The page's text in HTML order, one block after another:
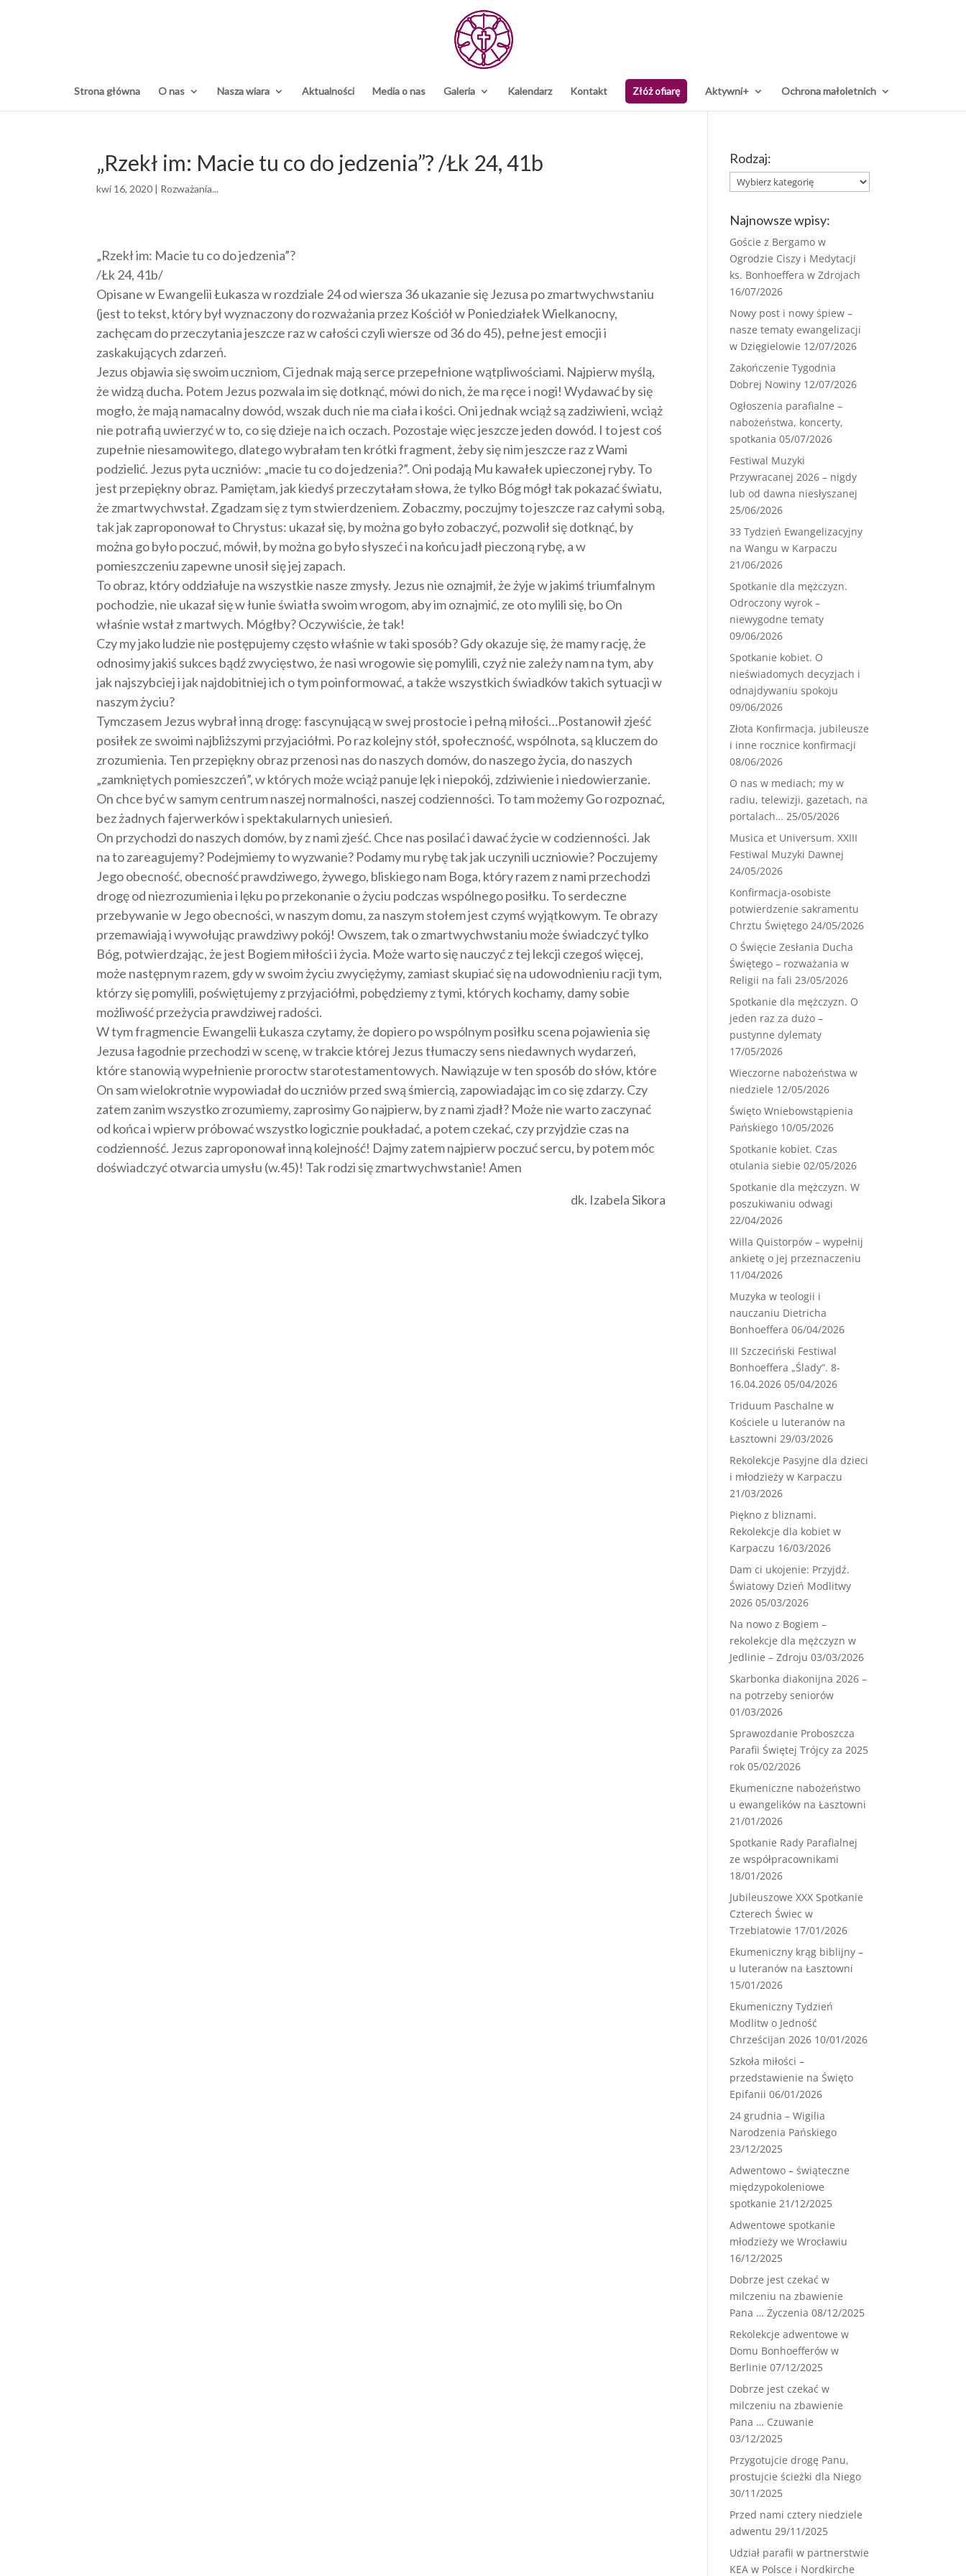
Strona główna O nas Nasza wiara Aktualności Media o nas Galeria Kalendarz Kontakt Złóż ofiarę Aktywni+ Ochrona małoletnich
„Rzekł im: Macie tu co do jedzenia”? /Łk 24, 41b
kwi 16, 2020 | Rozważania...
„Rzekł im: Macie tu co do jedzenia”?
/Łk 24, 41b/
Opisane w Ewangelii Łukasza w rozdziale 24 od wiersza 36 ukazanie się Jezusa po zmartwychwstaniu
(jest to tekst, który był wyznaczony do rozważania przez Kościół w Poniedziałek Wielkanocny,
zachęcam do przeczytania jeszcze raz w całości czyli wiersze od 36 do 45), pełne jest emocji i
zaskakujących zdarzeń.
Jezus objawia się swoim uczniom, Ci jednak mają serce przepełnione wątpliwościami. Najpierw myślą,
że widzą ducha. Potem Jezus pozwala im się dotknąć, mówi do nich, że ma ręce i nogi! Wydawać by się
mogło, że mają namacalny dowód, wszak duch nie ma ciała i kości. Oni jednak wciąż są zadziwieni, wciąż
nie potrafią uwierzyć w to, co się dzieje na ich oczach. Pozostaje więc jeszcze jeden dowód. I to jest coś
zupełnie niesamowitego, dlatego wybrałam ten krótki fragment, żeby się nim jeszcze raz z Wami
podzielić. Jezus pyta uczniów: „macie tu co do jedzenia?”. Oni podają Mu kawałek upieczonej ryby. To
jest przepiękny obraz. Pamiętam, jak kiedyś przeczytałam słowa, że tylko Bóg mógł tak pokazać światu,
że zmartwychwstał. Zgadzam się z tym stwierdzeniem. Zobaczmy, poczujmy to jeszcze raz całymi sobą,
tak jak zaproponował to Chrystus: ukazał się, by można go było zobaczyć, pozwolił się dotknąć, by
można go było poczuć, mówił, by można go było słyszeć i na końcu jadł pieczoną rybę, a w
pomieszczeniu zapewne unosił się jej zapach.
To obraz, który oddziałuje na wszystkie nasze zmysły. Jezus nie oznajmił, że żyje w jakimś triumfalnym
pochodzie, nie ukazał się w łunie światła swoim wrogom, aby im oznajmić, ze oto mylili się, bo On
właśnie wstał z martwych. Mógłby? Oczywiście, że tak!
Czy my jako ludzie nie postępujemy często właśnie w taki sposób? Gdy okazuje się, że mamy rację, że
odnosimy jakiś sukces bądź zwycięstwo, że nasi wrogowie się pomylili, czyż nie zależy nam na tym, aby
jak najszybciej i jak najdobitniej ich o tym poinformować, a także wszystkich świadków takich sytuacji w
naszym życiu?
Tymczasem Jezus wybrał inną drogę: fascynującą w swej prostocie i pełną miłości…Postanowił zjeść
posiłek ze swoimi najbliższymi przyjaciółmi. Po raz kolejny stół, społeczność, wspólnota, są kluczem do
zrozumienia. Ten przepiękny obraz przenosi nas do naszych domów, do naszego życia, do naszych
„zamkniętych pomieszczeń”, w których może wciąż panuje lęk i niepokój, zdziwienie i niedowierzanie.
On chce być w samym centrum naszej normalności, naszej codzienności. To tam możemy Go rozpoznać,
bez żadnych fajerwerków i spektakularnych uniesień.
On przychodzi do naszych domów, by z nami zjeść. Chce nas posilać i dawać życie w codzienności. Jak
na to zareagujemy? Podejmiemy to wyzwanie? Podamy mu rybę tak jak uczynili uczniowie? Poczujemy
Jego obecność, obecność prawdziwego, żywego, bliskiego nam Boga, który razem z nami przechodzi
drogę od niezrozumienia i lęku po przekonanie o życiu podczas wspólnego posiłku. To serdeczne
przebywanie w Jego obecności, w naszym domu, za naszym stołem jest czymś wyjątkowym. Te obrazy
przemawiają i wywołując prawdziwy pokój! Owszem, tak o zmartwychwstaniu może świadczyć tylko
Bóg, potwierdzając, że jest Bogiem miłości i życia. Może warto się nauczyć z tej lekcji czegoś więcej,
może następnym razem, gdy w swoim życiu zwyciężymy, zamiast skupiać się na udowodnieniu racji tym,
którzy się pomylili, poświętujemy z przyjaciółmi, pobędziemy z tymi, których kochamy, damy sobie
możliwość przeżycia prawdziwej radości.
W tym fragmencie Ewangelii Łukasza czytamy, że dopiero po wspólnym posiłku scena pojawienia się
Jezusa łagodnie przechodzi w scenę, w trakcie której Jezus tłumaczy sens niedawnych wydarzeń,
które stanowią wypełnienie proroctw starotestamentowych. Nawiązuje w ten sposób do słów, które
On sam wielokrotnie wypowiadał do uczniów przed swą śmiercią, zapowiadając im co się zdarzy. Czy
zatem zanim wszystko zrozumiemy, zaprosimy Go najpierw, by z nami zjadł? Może nie warto zaczynać
od końca i wpierw próbować wszystko logicznie poukładać, a potem czekać, czy przyjdzie czas na
codzienność. Jezus zaproponował inną kolejność! Dajmy zatem najpierw poczuć sercu, by potem móc
doświadczyć otwarcia umysłu (w.45)! Tak rodzi się zmartwychwstanie! Amen
dk. Izabela Sikora
Rodzaj:
Rodzaj:
Najnowsze wpisy:
Goście z Bergamo w
Ogrodzie Ciszy i Medytacji
ks. Bonhoeffera w Zdrojach
16/07/2026
Nowy post i nowy śpiew –
nasze tematy ewangelizacji
w Dzięgielowie 12/07/2026
Zakończenie Tygodnia
Dobrej Nowiny 12/07/2026
Ogłoszenia parafialne –
nabożeństwa, koncerty,
spotkania 05/07/2026
Festiwal Muzyki
Przywracanej 2026 – nigdy
lub od dawna niesłyszanej
25/06/2026
33 Tydzień Ewangelizacyjny
na Wangu w Karpaczu
21/06/2026
Spotkanie dla mężczyzn.
Odroczony wyrok –
niewygodne tematy
09/06/2026
Spotkanie kobiet. O
nieświadomych decyzjach i
odnajdywaniu spokoju
09/06/2026
Złota Konfirmacja, jubileusze
i inne rocznice konfirmacji
08/06/2026
O nas w mediach; my w
radiu, telewizji, gazetach, na
portalach… 25/05/2026
Musica et Universum. XXIII
Festiwal Muzyki Dawnej
24/05/2026
Konfirmacja-osobiste
potwierdzenie sakramentu
Chrztu Świętego 24/05/2026
O Święcie Zesłania Ducha
Świętego – rozważania w
Religii na fali 23/05/2026
Spotkanie dla mężczyzn. O
jeden raz za dużo –
pustynne dylematy
17/05/2026
Wieczorne nabożeństwa w
niedziele 12/05/2026
Święto Wniebowstąpienia
Pańskiego 10/05/2026
Spotkanie kobiet. Czas
otulania siebie 02/05/2026
Spotkanie dla mężczyzn. W
poszukiwaniu odwagi
22/04/2026
Willa Quistorpów – wypełnij
ankietę o jej przeznaczeniu
11/04/2026
Muzyka w teologii i
nauczaniu Dietricha
Bonhoeffera 06/04/2026
III Szczeciński Festiwal
Bonhoeffera „Ślady”. 8-
16.04.2026 05/04/2026
Triduum Paschalne w
Kościele u luteranów na
Łasztowni 29/03/2026
Rekolekcje Pasyjne dla dzieci
i młodzieży w Karpaczu
21/03/2026
Piękno z bliznami.
Rekolekcje dla kobiet w
Karpaczu 16/03/2026
Dam ci ukojenie: Przyjdź.
Światowy Dzień Modlitwy
2026 05/03/2026
Na nowo z Bogiem –
rekolekcje dla mężczyzn w
Jedlinie – Zdroju 03/03/2026
Skarbonka diakonijna 2026 –
na potrzeby seniorów
01/03/2026
Sprawozdanie Proboszcza
Parafii Świętej Trójcy za 2025
rok 05/02/2026
Ekumeniczne nabożeństwo
u ewangelików na Łasztowni
21/01/2026
Spotkanie Rady Parafialnej
ze współpracownikami
18/01/2026
Jubileuszowe XXX Spotkanie
Czterech Świec w
Trzebiatowie 17/01/2026
Ekumeniczny krąg biblijny –
u luteranów na Łasztowni
15/01/2026
Ekumeniczny Tydzień
Modlitw o Jedność
Chrześcijan 2026 10/01/2026
Szkoła miłości –
przedstawienie na Święto
Epifanii 06/01/2026
24 grudnia – Wigilia
Narodzenia Pańskiego
23/12/2025
Adwentowo – świąteczne
międzypokoleniowe
spotkanie 21/12/2025
Adwentowe spotkanie
młodzieży we Wrocławiu
16/12/2025
Dobrze jest czekać w
milczeniu na zbawienie
Pana … Życzenia 08/12/2025
Rekolekcje adwentowe w
Domu Bonhoefferów w
Berlinie 07/12/2025
Dobrze jest czekać w
milczeniu na zbawienie
Pana … Czuwanie
03/12/2025
Przygotujcie drogę Panu,
prostujcie ścieżki dla Niego
30/11/2025
Przed nami cztery niedziele
adwentu 29/11/2025
Udział parafii w partnerstwie
KEA w Polsce i Nordkirche